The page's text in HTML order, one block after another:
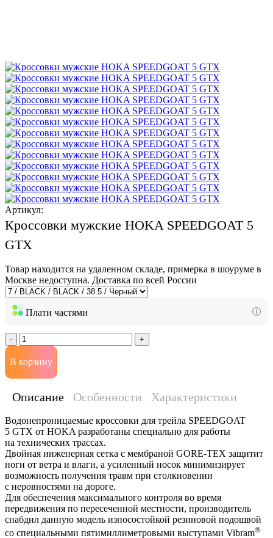
Артикул:
Кроссовки мужские HOKA SPEEDGOAT 5
GTX
Товар находится на удаленном складе, примерка в шоуруме в
Москве недоступна. Доставка по всей России
Плати частями
- +
В корзину
Описание Особенности Характеристики
Водонепроницаемые кроссовки для трейла SPEEDGOAT
5 GTX от HOKA разработаны специально для работы
на технических трассах.
Двойная инженерная сетка с мембраной GORE-TEX защитит
ноги от ветра и влаги, а усиленный носок минимизирует
возможность получения травм при столкновении
с неровностями на дороге.
Для обеспечения максимального контроля во время
передвижения по пересеченной местности, производитель
снабдил данную модель износостойкой резиновой подошвой
со специальными пятимиллиметровыми выступами Vibram®